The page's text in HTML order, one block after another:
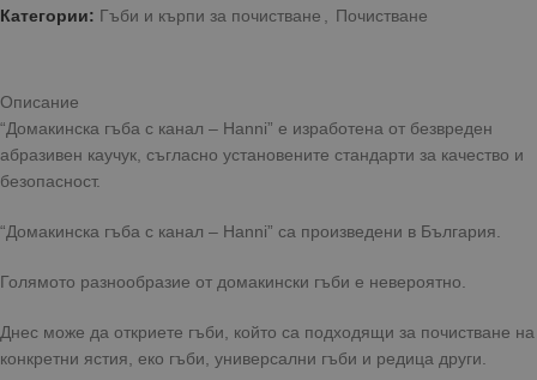
Категории: Гъби и кърпи за почистване Почистване
Описание
“Домакинска гъба с канал – Hanni” е изработена от безвреден
абразивен каучук, съгласно установените стандарти за качество и
безопасност.
“Домакинска гъба с канал – Hanni” са произведени в България.
Голямото разнообразие от домакински гъби е невероятно.
Днес може да откриете гъби, който са подходящи за почистване на
конкретни ястия, еко гъби, универсални гъби и редица други.